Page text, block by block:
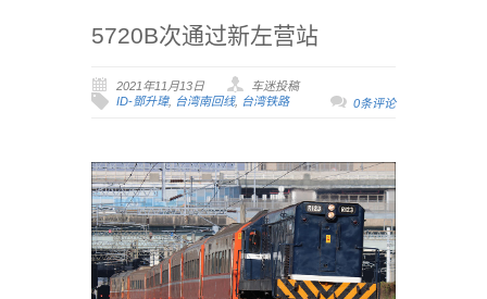
5720B次通过新左营站
2021年11月13日
车迷投稿
ID-鄧升瑋, 台湾南回线, 台湾铁路 0条评论